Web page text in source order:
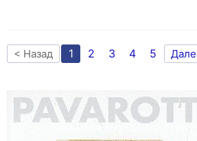
< Назад 1 2 3 4 5